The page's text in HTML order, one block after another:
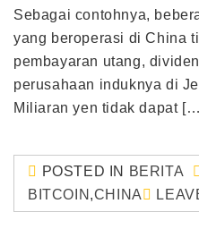
Sebagai contohnya,
yang beroperasi di China
pembayaran utang,
perusahaan induknya di
Miliaran yen tidak dapat
POSTED IN BERITA
BITCOIN ,CHINA